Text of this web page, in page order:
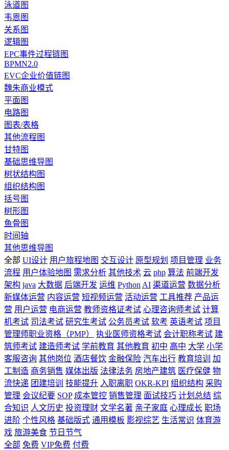
泳道图
韦恩图
关系图
逻辑图
EPC事件过程链图
BPMN2.0
EVC企业价值链图
魏朱商业模式
平面图
电路图
图表/表格
其他流程图
甘特图
基础思维导图
树状结构图
组织结构图
括号图
树形图
鱼骨图
时间轴
其他思维导图
全部 UI设计 用户旅程地图 交互设计 原型规划 项目管理 业务
流程 用户体验地图 需求分析 其他技术 云 php 算法 前端开发
架构 java 大数据 后端开发 运维 Python AI 渠道运营 数据分析
新媒体运营 内容运营 短视频运营 活动运营 工具推荐 产品运
营 用户运营 电商运营 教师资格证考试 心理咨询师考试 计算
机考试 司法考试 研究生考试 公务员考试 软考 英语考试 项目
管理师职业资格（PMP）
执业医师资格考试 会计职称考试 建
筑师考试 建造师考试 学前教育 其他教育 初中 高中 大学 小学
客服咨询 其他岗位 酒店餐饮 金融保险 汽车出行 教育培训
加
工制造 商务销售 媒体出版 法律法务 房地产建筑 医疗保健 物
流快递 团建培训 技能提升 入职离职 OKR-KPI 组织结构 采购
管理 会议纪要 SOP 成本管控 销售管理 面试技巧 计划总结 综
合知识 人文历史 投资理财 文学名著 亲子家庭 心理成长 职场
进阶 个性风格 基础版式 通用模板 影视综艺 生活常识 体育游
戏 旅游美食 节日节气
全部 免费 VIP免费 付费